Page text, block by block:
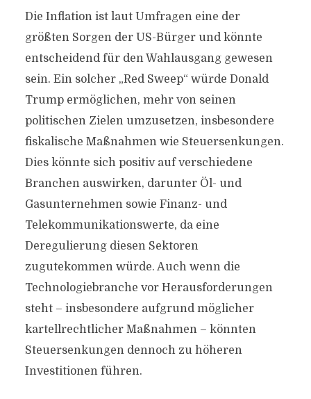
Die Inflation ist laut Umfragen eine der
größten Sorgen der US-Bürger und könnte
entscheidend für den Wahlausgang gewesen
sein. Ein solcher „Red Sweep“ würde Donald
Trump ermöglichen, mehr von seinen
politischen Zielen umzusetzen, insbesondere
fiskalische Maßnahmen wie Steuersenkungen.
Dies könnte sich positiv auf verschiedene
Branchen auswirken, darunter Öl- und
Gasunternehmen sowie Finanz- und
Telekommunikationswerte, da eine
Deregulierung diesen Sektoren
zugutekommen würde. Auch wenn die
Technologiebranche vor Herausforderungen
steht – insbesondere aufgrund möglicher
kartellrechtlicher Maßnahmen – könnten
Steuersenkungen dennoch zu höheren
Investitionen führen.